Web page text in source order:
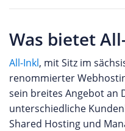
Was bietet
All-Inkl, mit Sitz im
renommierter
sein breites Angebot an
unterschiedliche
Shared Hosting und